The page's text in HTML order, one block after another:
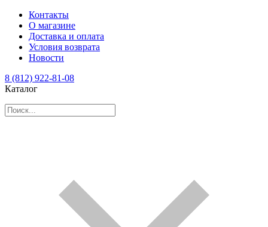
Контакты
О магазине
Доставка и оплата
Условия возврата
Новости
8 (812) 922-81-08
Каталог